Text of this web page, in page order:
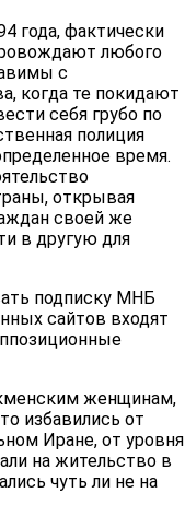
года, фактически
любого
с
когда те покидают
себя грубо по
полиция
время.
открывая
своей же
в другую для
подписку МНБ
сайтов входят
женщинам,
избавились от
Иране, от уровня
на жительство в
чуть ли не на